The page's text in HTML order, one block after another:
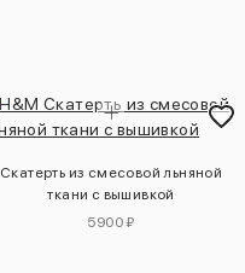
Скатерть из смесовой льняной
ткани с вышивкой
5900 ₽